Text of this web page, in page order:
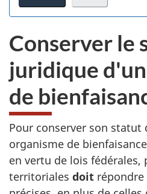
au
je
pas
participer
au
sondage
du
web,
.
Conserver le
juridique
de
Pour conserver son
organisme de
en vertu de lois fédérales,
territoriales doit